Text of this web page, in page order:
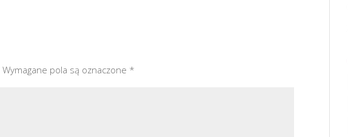
Wymagane pola są oznaczone *